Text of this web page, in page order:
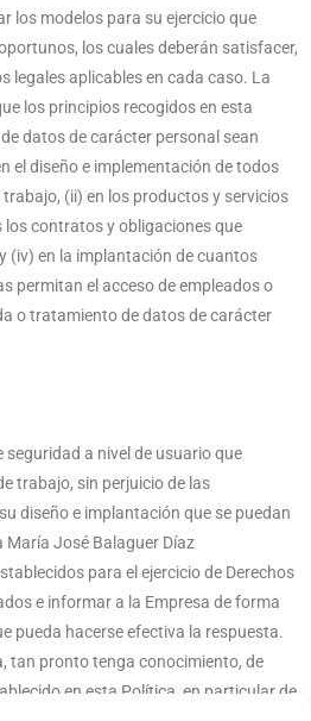
los modelos para su ejercicio que
los cuales deberán satisfacer,
legales aplicables en cada caso. La
los principios recogidos en esta
datos de carácter personal sean
el diseño e implementación de todos
(ii) en los productos y servicios
contratos y obligaciones que
(iv) en la implantación de cuantos
permitan el acceso de empleados o
o tratamiento de datos de carácter
seguridad a nivel de usuario que
trabajo, sin perjuicio de las
diseño e implantación que se puedan
María José Balaguer Díaz
para el ejercicio de Derechos
e informar a la Empresa de forma
pueda hacerse efectiva la respuesta.
tan pronto tenga conocimiento, de
en esta Política, en particular de